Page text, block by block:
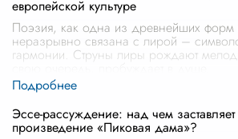
европейской культуре
Поэзия, как одна из древнейших форм
неразрывно связана с лирой –
гармонии. Струны лиры рождают
Эссе-рассуждение: над чем
произведение «Пиковая дама»?